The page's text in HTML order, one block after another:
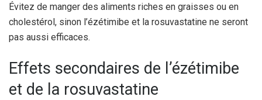
Évitez de manger des aliments riches en graisses ou en
cholestérol, sinon l’ézétimibe et la rosuvastatine ne seront
pas aussi efficaces.
Effets secondaires de l’ézétimibe
et de la rosuvastatine